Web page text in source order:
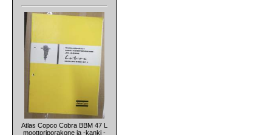
Atlas Copco Cobra BBM 47 L
moottoriporakone ja -kanki -